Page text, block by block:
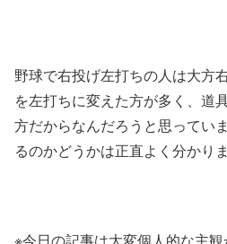
野球で右投げ左打ちの人は大方
を左打ちに変えた方が多く、道
方だからなんだろうと思ってい
るのかどうかは正直よく分かりま